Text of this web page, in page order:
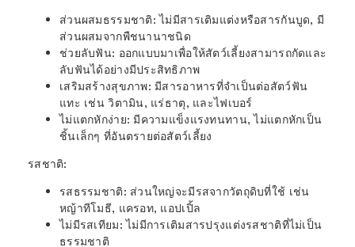
ส่วนผสมธรรมชาติ: ไม่มีสารเติมแต่งหรือสารกันบูด, มี
ส่วนผสมจากพืชนานาชนิด
ช่วยลับฟัน: ออกแบบมาเพื่อให้สัตว์เลี้ยงสามารถกัดและ
ลับฟันได้อย่างมีประสิทธิภาพ
เสริมสร้างสุขภาพ: มีสารอาหารที่จำเป็นต่อสัตว์ฟัน
แทะ เช่น วิตามิน, แร่ธาตุ, และไฟเบอร์
ไม่แตกหักง่าย: มีความแข็งแรงทนทาน, ไม่แตกหักเป็น
ชิ้นเล็กๆ ที่อันตรายต่อสัตว์เลี้ยง
รสชาติ:
รสธรรมชาติ: ส่วนใหญ่จะมีรสจากวัตถุดิบที่ใช้ เช่น
หญ้าทีโมธี, แครอท, แอปเปิ้ล
ไม่มีรสเทียม: ไม่มีการเติมสารปรุงแต่งรสชาติที่ไม่เป็น
ธรรมชาติ